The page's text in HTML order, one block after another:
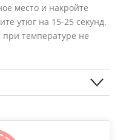
место и накройте
утюг на 15-25 секунд.
температуре не